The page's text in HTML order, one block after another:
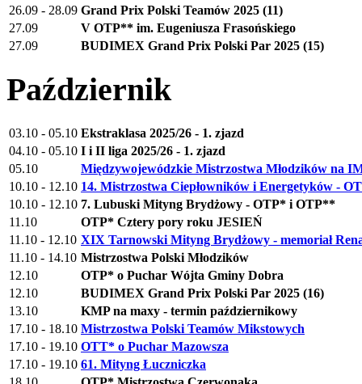
26.09 - 28.09 Grand Prix Polski Teamów 2025 (11)
27.09
V OTP** im. Eugeniusza Frasońskiego
27.09
BUDIMEX Grand Prix Polski Par 2025 (15)
Październik
03.10 - 05.10 Ekstraklasa 2025/26 - 1. zjazd
04.10 - 05.10 I i II liga 2025/26 - 1. zjazd
05.10
Międzywojewódzkie Mistrzostwa Młodzików na
10.10 - 12.10 14. Mistrzostwa Ciepłowników i Energetyków -
10.10 - 12.10 7. Lubuski Mityng Brydżowy - OTP* i OTP**
11.10
OTP* Cztery pory roku JESIEŃ
11.10 - 12.10 XIX Tarnowski Mityng Brydżowy - memoriał
11.10 - 14.10 Mistrzostwa Polski Młodzików
12.10
OTP* o Puchar Wójta Gminy Dobra
12.10
BUDIMEX Grand Prix Polski Par 2025 (16)
13.10
KMP na maxy - termin październikowy
17.10 - 18.10 Mistrzostwa Polski Teamów Mikstowych
17.10 - 19.10 OTT* o Puchar Mazowsza
17.10 - 19.10 61. Mityng Łuczniczka